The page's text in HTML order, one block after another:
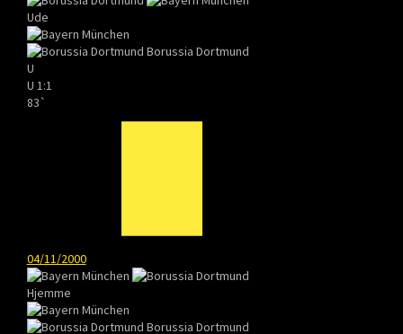
Ude
Borussia Dortmund
U
U 1:1
83`
04/11/2000
Hjemme
Borussia Dortmund